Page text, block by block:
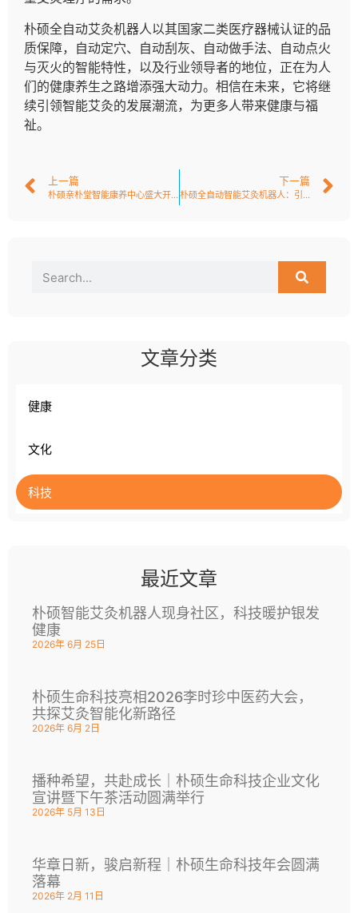
朴硕全自动艾灸机器人以其国家二类医疗器械认证的品
质保障，自动定穴、自动刮灰、自动做手法、自动点火
与灭火的智能特性，以及行业领导者的地位，正在为人
们的健康养生之路增添强大动力。相信在未来，它将继
续引领智能艾灸的发展潮流，为更多人带来健康与福
祉。
上一篇
朴硕亲朴堂智能康养中心盛大开业！
下一篇
朴硕全自动智能艾灸机器人：引领中医现代化的智慧医疗先锋
文章分类
健康
文化
科技
最近文章
朴硕智能艾灸机器人现身社区，科技暖护银发
健康
2026年 6月 25日
朴硕生命科技亮相2026李时珍中医药大会，
共探艾灸智能化新路径
2026年 6月 2日
播种希望，共赴成长｜朴硕生命科技企业文化
宣讲暨下午茶活动圆满举行
2026年 5月 13日
华章日新，骏启新程｜朴硕生命科技年会圆满
落幕
2026年 2月 11日